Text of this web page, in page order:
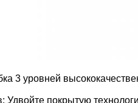
3 уровней
Удвойте покрытую